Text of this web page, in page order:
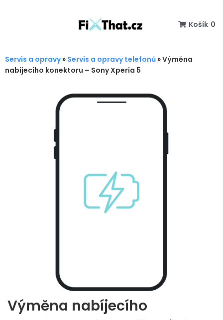
Košík 0
Servis a opravy» Servis a opravy telefonů »Výměna
nabíjecího konektoru – Sony Xperia 5
Výměna nabíjecího